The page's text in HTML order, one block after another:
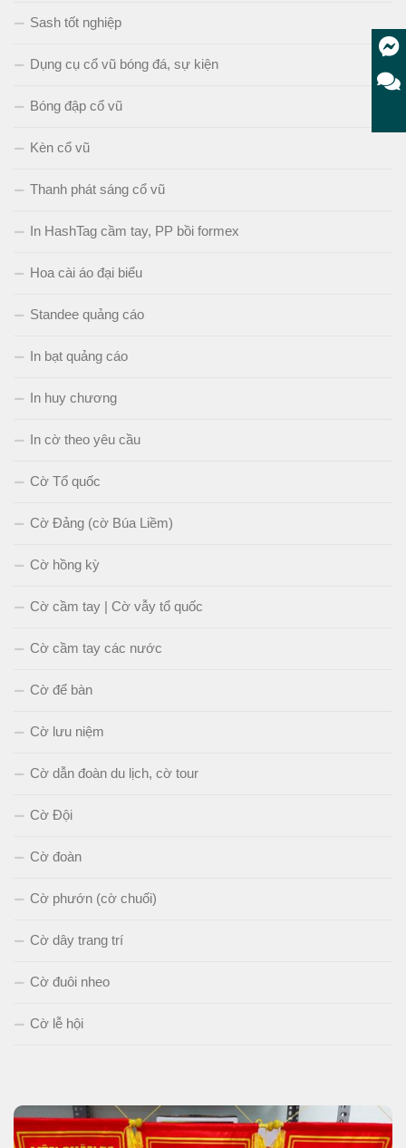
Sash tốt nghiệp
Dụng cụ cổ vũ bóng đá, sự kiện
Bóng đập cổ vũ
Kèn cổ vũ
Thanh phát sáng cổ vũ
In HashTag cầm tay, PP bồi formex
Hoa cài áo đại biểu
Standee quảng cáo
In bạt quảng cáo
In huy chương
In cờ theo yêu cầu
Cờ Tổ quốc
Cờ Đảng (cờ Búa Liềm)
Cờ hồng kỳ
Cờ cầm tay | Cờ vẫy tổ quốc
Cờ cầm tay các nước
Cờ để bàn
Cờ lưu niệm
Cờ dẫn đoàn du lịch, cờ tour
Cờ Đội
Cờ đoàn
Cờ phướn (cờ chuối)
Cờ dây trang trí
Cờ đuôi nheo
Cờ lễ hội